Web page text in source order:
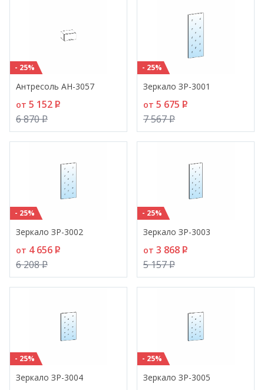
- 25%
Антресоль АН-3057
от 5 152 P
6 870P
- 25%
Зеркало ЗР-3001
от 5 675 P
7 567P
- 25%
Зеркало ЗР-3002
от 4 656 P
6 208P
- 25%
Зеркало ЗР-3003
от 3 868 P
5 157P
- 25%
Зеркало ЗР-3004
- 25%
Зеркало ЗР-3005